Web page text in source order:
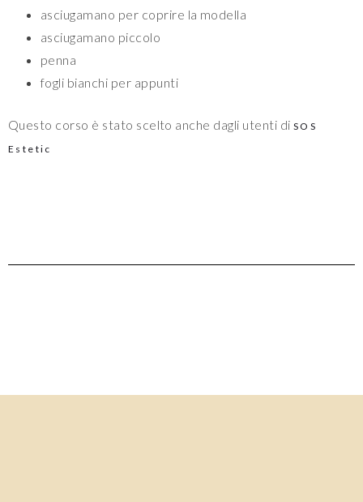
asciugamano per coprire la modella
asciugamano piccolo
penna
fogli bianchi per appunti
Questo corso è stato scelto anche dagli utenti di SOS
Estetic